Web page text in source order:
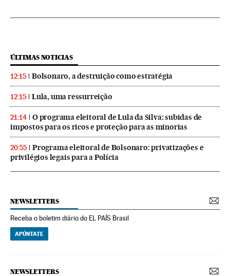
ÚLTIMAS NOTICIAS
12:15 Bolsonaro, a destruição como estratégia
12:15 Lula, uma ressurreição
21:14
O programa eleitoral de Lula da Silva: subidas de
impostos para os ricos e proteção para as minorias
20:55
Programa eleitoral de Bolsonaro: privatizações e
privilégios legais para a Polícia
NEWSLETTERS
Receba o boletim diário do EL PAÍS Brasil
APÚNTATE
NEWSLETTERS